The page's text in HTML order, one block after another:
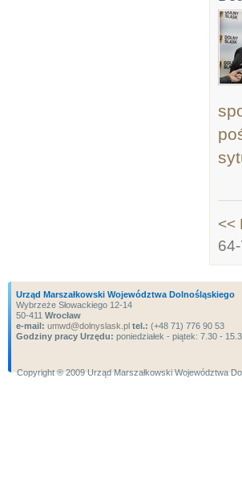
<<
Urząd Marszałkowski Województwa Dolnośląskiego
Wybrzeże Słowackiego 12-14
50-411 Wrocław
e-mail: umwd@dolnyslask.pl tel.: (+48 71) 776 90 53
Godziny pracy Urzędu: poniedziałek - piątek: 7.30 -
Copyright ® 2009 Urząd Marszałkowski Województwa